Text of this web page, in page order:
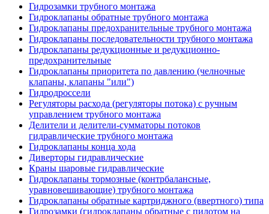
Гидрозамки трубного монтажа
Гидроклапаны обратные трубного монтажа
Гидроклапаны предохранительные трубного монтажа
Гидроклапаны последовательности трубного монтажа
Гидроклапаны редукционные и редукционно-
предохранительные
Гидроклапаны приоритета по давлению (челночные
клапаны, клапаны "или")
Гидродроссели
Регуляторы расхода (регуляторы потока) с ручным
управлением трубного монтажа
Делители и делители-сумматоры потоков
гидравлические трубного монтажа
Гидроклапаны конца хода
Диверторы гидравлические
Краны шаровые гидравлические
Гидроклапаны тормозные (контрбалансные,
уравновешивающие) трубного монтажа
Гидроклапаны обратные картриджного (ввертного) типа
Гидрозамки (гидроклапаны обратные с пилотом на